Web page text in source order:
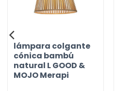
lámpara colgante
cónica bambú
natural L GOOD &
MOJO Merapi